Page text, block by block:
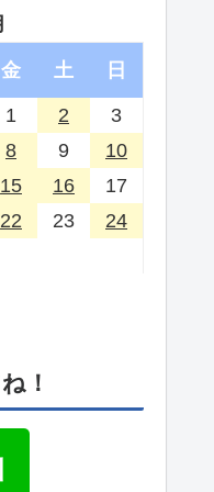
金 土 日
1 2
3
8 9
10
15 16
17
22 23
24
！